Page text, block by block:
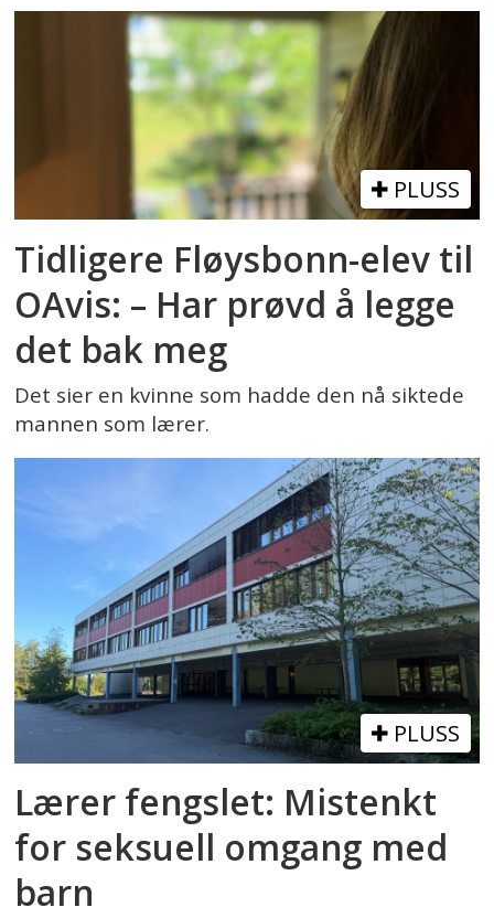
PLUSS
Tidligere Fløysbonn-elev til
OAvis: – Har prøvd å legge
det bak meg
Det sier en kvinne som hadde den nå siktede
mannen som lærer.
PLUSS
Lærer fengslet: Mistenkt
for seksuell omgang med
barn